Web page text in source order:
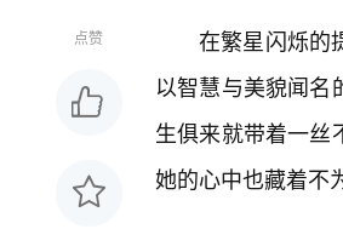
点赞
在繁星闪烁的
以智慧与美貌闻名
生俱来就带着一丝
她的心中也藏着不